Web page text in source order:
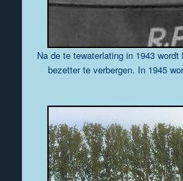
Na de te tewaterlating in 1943
bezetter te verbergen. In 1945